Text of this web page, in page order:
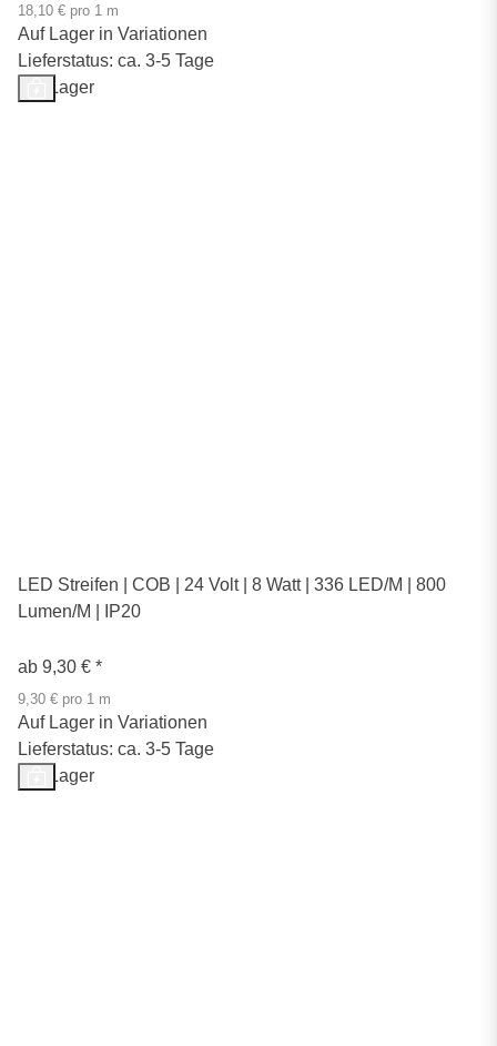
18,10 € pro 1 m
Auf Lager in Variationen
Lieferstatus: ca. 3-5 Tage
Auf Lager
LED Streifen | COB | 24 Volt | 8 Watt | 336 LED/M | 800
Lumen/M | IP20
ab 9,30 € *
9,30 € pro 1 m
Auf Lager in Variationen
Lieferstatus: ca. 3-5 Tage
Auf Lager